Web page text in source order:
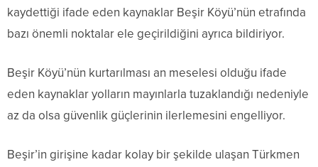
kaydettiği ifade eden kaynaklar Beşir Köyü’nün etrafında
bazı önemli noktalar ele geçirildiğini ayrıca bildiriyor.
Beşir Köyü’nün kurtarılması an meselesi olduğu ifade
eden kaynaklar yolların mayınlarla tuzaklandığı nedeniyle
az da olsa güvenlik güçlerinin ilerlemesini engelliyor.
Beşir’in girişine kadar kolay bir şekilde ulaşan Türkmen